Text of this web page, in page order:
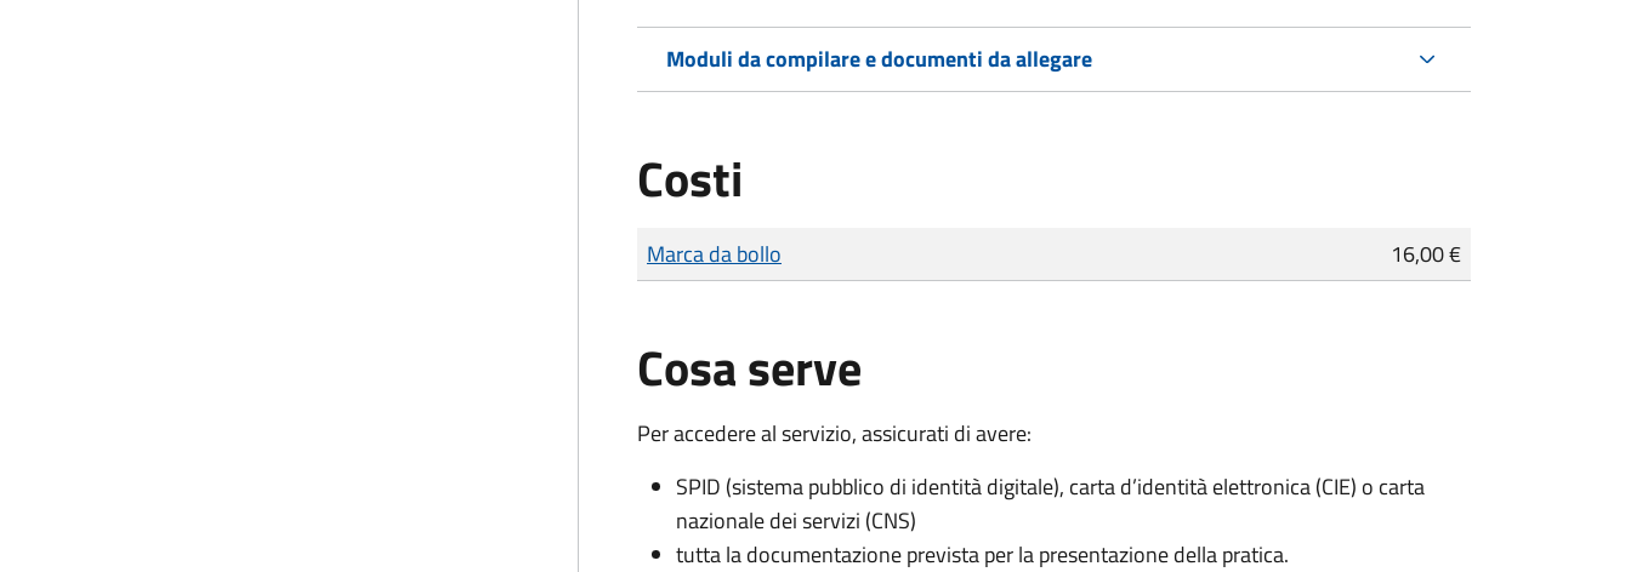
Moduli da compilare e documenti da allegare
Costi
Tipo di pagamento
Importo
Marca da bollo 16,00 €
Cosa serve
Per accedere al servizio, assicurati di avere:
SPID (sistema pubblico di identità digitale), carta d’identità elettronica (CIE) o carta
nazionale dei servizi (CNS)
tutta la documentazione prevista per la presentazione della pratica.